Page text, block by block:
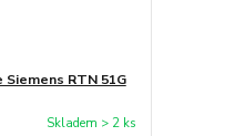
RTN 51G
Skladem > 2 ks